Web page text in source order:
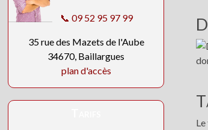
📞 09 52 95 97 99
35 rue des Mazets de l'Aube
34670, Baillargues
plan d'accès